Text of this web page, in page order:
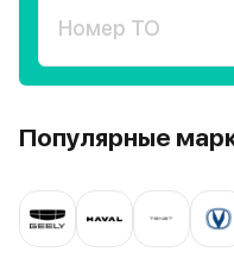
Номер ТО
Популярные